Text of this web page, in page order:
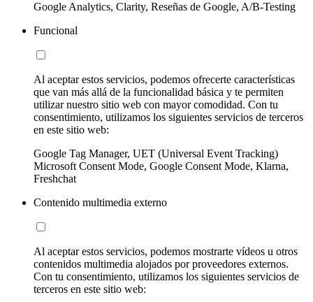
Google Analytics, Clarity, Reseñas de Google, A/B-Testing
Funcional
Al aceptar estos servicios, podemos ofrecerte características
que van más allá de la funcionalidad básica y te permiten
utilizar nuestro sitio web con mayor comodidad. Con tu
consentimiento, utilizamos los siguientes servicios de terceros
en este sitio web:
Google Tag Manager, UET (Universal Event Tracking)
Microsoft Consent Mode, Google Consent Mode, Klarna,
Freshchat
Contenido multimedia externo
Al aceptar estos servicios, podemos mostrarte vídeos u otros
contenidos multimedia alojados por proveedores externos.
Con tu consentimiento, utilizamos los siguientes servicios de
terceros en este sitio web: